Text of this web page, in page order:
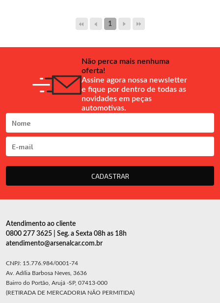
1
Não perca mais nenhuma
oferta!
Assine agora nossa newsletter
e fique por dentro de todas as
novidades em peças
automotivas.
CADASTRAR
Atendimento ao cliente
0800 277 3625 | Seg. a Sexta 08h as 18h
atendimento@arsenalcar.com.br
CNPJ: 15.776.984/0001-74
Av. Adília Barbosa Neves, 3636
Bairro do Portão, Arujá -SP, 07413-000
(RETIRADA DE MERCADORIA NÃO PERMITIDA)